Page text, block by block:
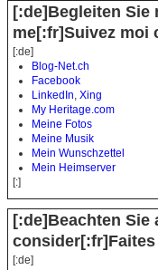
[:de]Begleiten Sie
me[:fr]Suivez moi
[:de]
Blog-Net.ch
Facebook
LinkedIn,Xing
My Heritage.com
Meine Fotos
Meine Musik
Mein Wunschzettel
Mein Heimserver
[:]
[:de]Beachten Sie
[:de]